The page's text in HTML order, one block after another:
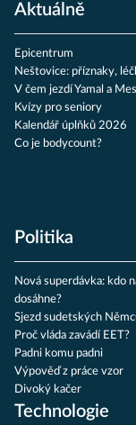
Aktuálně
Epicentrum
Neštovice: příznaky,
V čem jezdí Yamal a
Kvízy pro seniory
Kalendář úplňků 2026
Co je bodycount?
Politika
Nová superdávka: kdo
dosáhne?
Sjezd sudetských
Proč vláda zavádí EET?
Padni komu padni
Výpověď z práce vzor
Divoký kačer
Technologie